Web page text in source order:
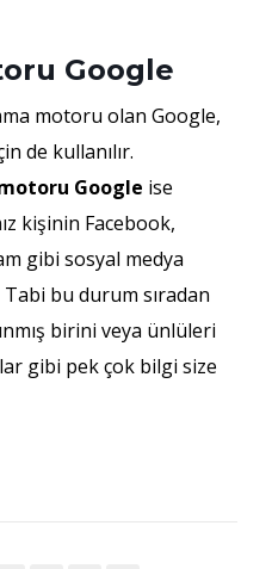
Google
motoru olan Google,
de kullanılır.
Google ise
kişinin Facebook,
gibi sosyal medya
Tabi bu durum sıradan
birini veya ünlüleri
gibi pek çok bilgi size